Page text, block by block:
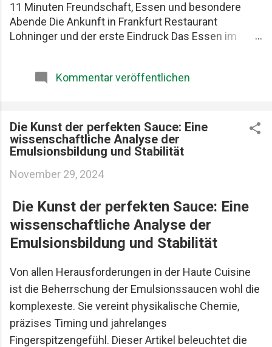
11 Minuten Freundschaft, Essen und besondere
Abende Die Ankunft in Frankfurt Restaurant
Lohninger und der erste Eindruck Das Essen im
Restaurant Lohninger Fazit Das Restaurant
begann schon früher. Am Karlsruher Hauptbahnhof.
Mit drei Männern, die Essen ernst nehmen, aber sich
selbst nicht zu wichtig. Patrick, Felix und ich teilen
seit Jahren dieselbe Schwäche: gute Restaurants,
ehrliche Produkte und diese seltenen Abende, die
Mario Lohninger und Patrick: Best Friends
Freundschaft, Essen und besondere Abende Wir
achten darauf, dass unsere gemeinsamen
Restaurantbesuche etwas Besonderes bleiben.
Keine beliebigen Reservierungen ...
Kommentar veröffentlichen
Die Kunst der perfekten Sauce: Eine
wissenschaftliche Analyse der
Emulsionsbildung und Stabilität
November 29, 2024
Die Kunst der perfekten Sauce: Eine
wissenschaftliche Analyse der
Emulsionsbildung und Stabilität
Von allen Herausforderungen in der Haute Cuisine
ist die Beherrschung der Emulsionssaucen wohl die
komplexeste. Sie vereint physikalische Chemie,
präzises Timing und jahrelanges
Fingerspitzengefühl. Dieser Artikel beleuchtet die